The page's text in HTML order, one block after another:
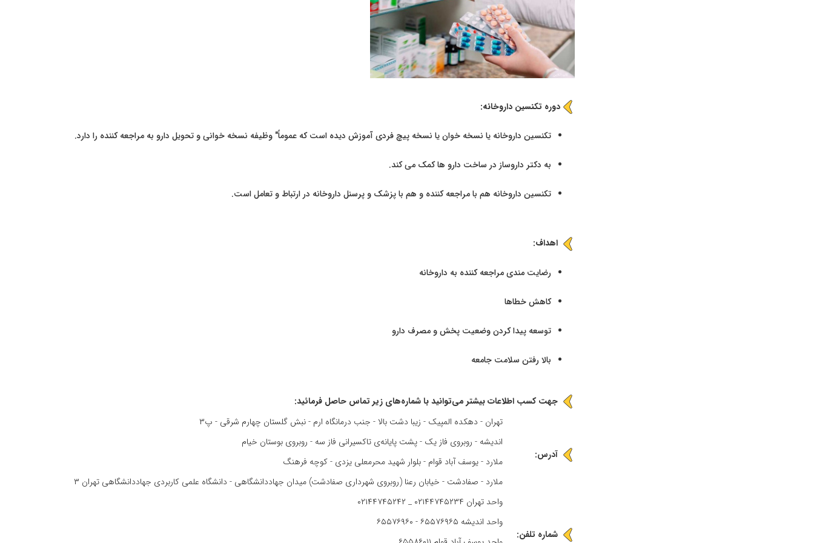
‌‌‌‌‌‌‌دوره تکنسین داروخانه:
تکنسین داروخانه یا نسخه خوان یا نسخه پیچ فردی آموزش دیده است که عموماً" وظیفه نسخه خوانی و تحویل دارو به مراجعه کننده را دارد.
به دکتر داروساز در ساخت دارو ها کمک می کند.
تکنسین داروخانه هم با مراجعه کننده و هم با پزشک و پرسنل داروخانه در ارتباط و تعامل است.
اهداف:
رضایت مندی مراجعه کننده به داروخانه
کاهش خطاها
توسعه پیدا کردن وضعیت پخش و مصرف دارو
بالا رفتن سلامت جامعه
جهت کسب اطلاعات بیشتر می‌توانید با شماره‌های زیر تماس حاصل فرمائید:
آدرس:
تهران - دهکده المپیک - زیبا دشت بالا - جنب درمانگاه ارم - نبش گلستان چهارم شرقی - پ۳
اندیشه - روبروی فاز یک - پشت پایانه‌‌ی تاکسیرانی فاز سه - روبروی بوستان خیام
ملارد - یوسف آباد قوام - بلوار شهید محرمعلی یزدی - کوچه فرهنگ
ملارد - صفادشت - خیابان رعنا (روبروی شهرداری صفادشت) میدان جهاددانشگاهی - دانشگاه علمی کاربردی جهاددانشگاهی تهران ۳
شماره تلفن:
واحد تهران _
واحد اندیشه
-